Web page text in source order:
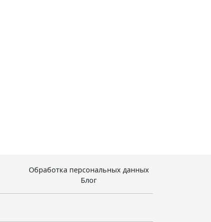
Обработка персональных данных
Блог